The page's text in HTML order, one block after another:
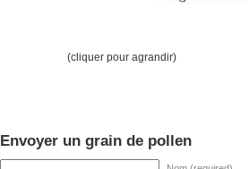
(cliquer pour agrandir)
Envoyer un grain de pollen